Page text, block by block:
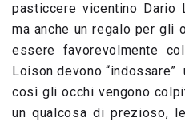
pasticcere vicentino Dario
ma anche un regalo per
essere favorevolmente
Loison devono
così gli occhi vengono
un qualcosa di prezioso,